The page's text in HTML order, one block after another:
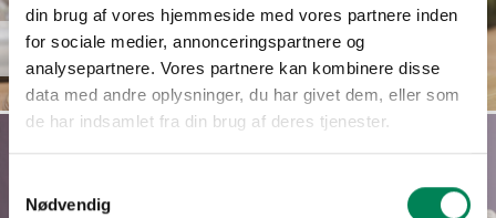
din brug af vores hjemmeside med vores partnere inden
for sociale medier, annonceringspartnere og
analysepartnere. Vores partnere kan kombinere disse
data med andre oplysninger, du har givet dem, eller som
de har indsamlet fra din brug af deres tjenester.
Nødvendig
Chirita tamiana Læs mere